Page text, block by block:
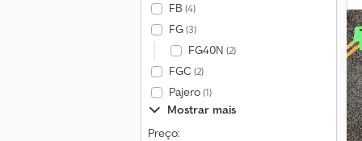
FB (4)
FG(3)
FG40N (2)
FGC (2)
Pajero(1)
Mostrar mais
Preço: